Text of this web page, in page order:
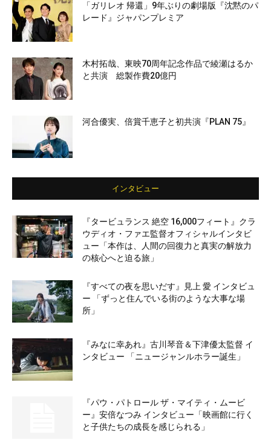
「ガリレオ 帰還」9年ぶりの劇場版『沈黙のパ
レード』ジャパンプレミア
木村拓哉、東映70周年記念作品で綾瀬はるか
と共演 総製作費20億円
河合優実、倍賞千恵子と初共演『PLAN 75』
インタビュー
『タービュランス 絶空 16,000フィート』クラ
ウディオ・ファエ監督オフィシャルインタビ
ュー「本作は、人間の回復力と真実の解放力
の核心へと迫る旅」
『すべての夜を思いだす』見上 愛 インタビュ
ー 「ずっと住んでいる街のような大事な場
所」
『みなに幸あれ』古川琴音＆下津優太監督 イ
ンタビュー 「ニュージャンルホラー誕生」
『パウ・パトロール ザ・マイティ・ムービ
ー』安倍なつみ インタビュー「映画館に行く
と子供たちの成長を感じられる」